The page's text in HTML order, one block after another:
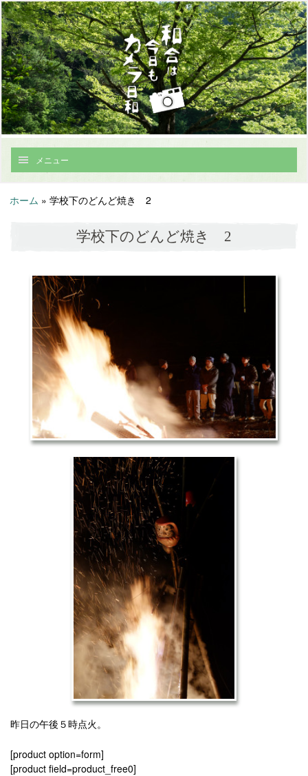
メニュー
ホーム » 学校下のどんど焼き 2
学校下のどんど焼き 2
昨日の午後５時点火。
[product option=form]
[product field=product_free0]